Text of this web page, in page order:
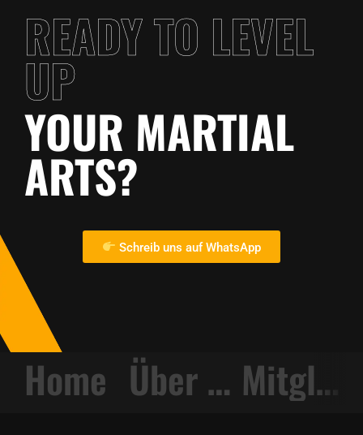
READY TO LEVEL
UP
YOUR MARTIAL
ARTS?
Schreib uns auf WhatsApp
Über uns Mitgliedschaften Galerie